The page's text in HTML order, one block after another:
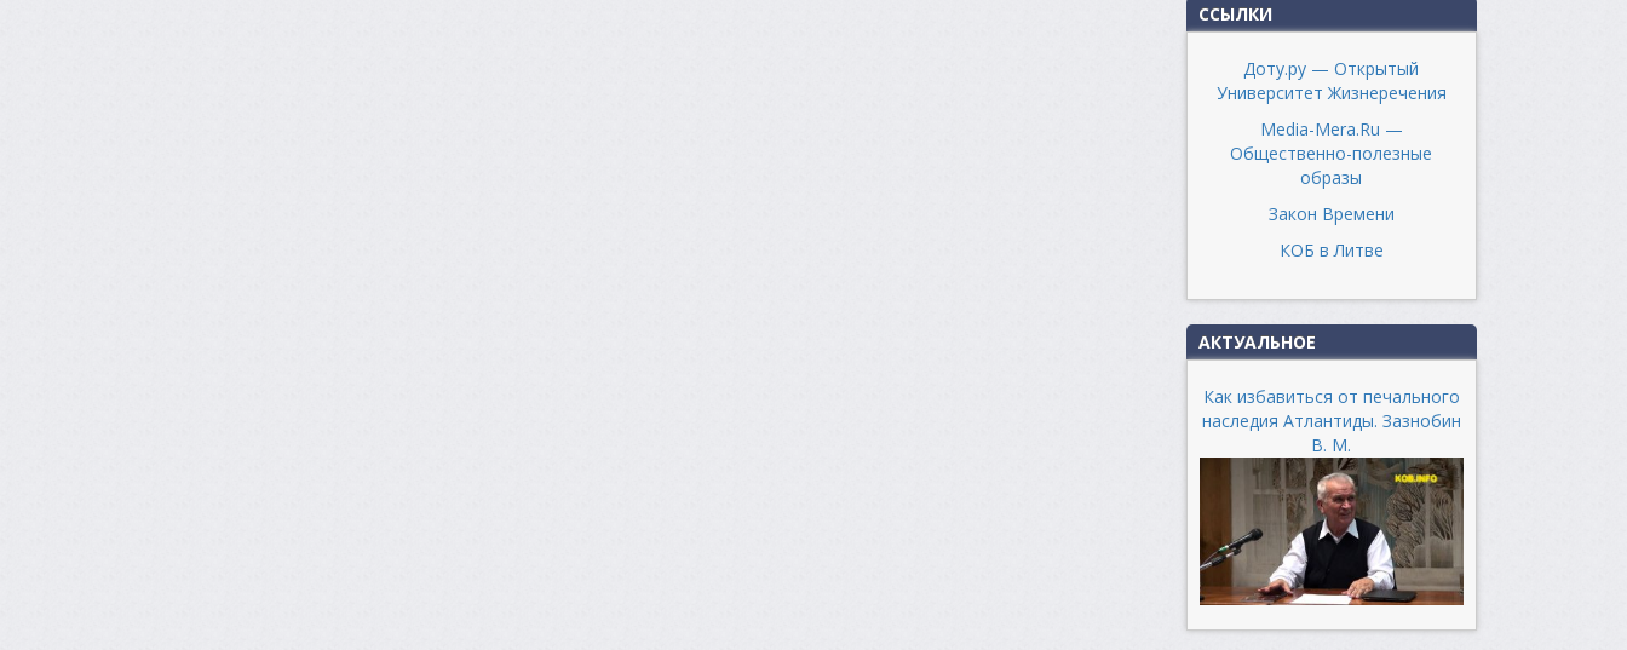
ССЫЛКИ
Доту.ру — Открытый
Университет Жизнеречения
Media-Mera.Ru —
Общественно-полезные
образы
Закон Времени
КОБ в Литве
АКТУАЛЬНОЕ
Как избавиться от печального
наследия Атлантиды. Зазнобин
В. М.